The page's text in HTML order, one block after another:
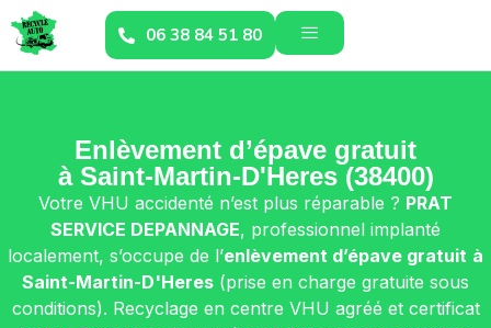
06 38 84 51 80
Enlèvement d’épave gratuit
à Saint-Martin-D'Heres (38400)
Votre VHU accidenté n’est plus réparable ? PRAT
SERVICE DEPANNAGE, professionnel implanté
localement, s’occupe de l’enlèvement d’épave gratuit à
Saint-Martin-D'Heres (prise en charge gratuite sous
conditions). Recyclage en centre VHU agréé et certificat